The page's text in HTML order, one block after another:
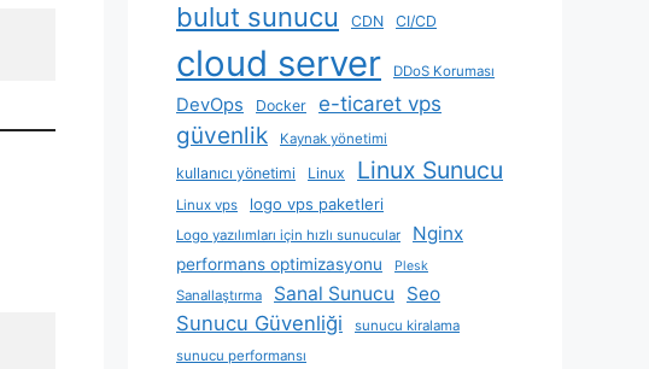
bulut sunucu CDN CI/CD
cloud server DDoS Koruması
DevOps Docker e-ticaret vps
güvenlik Kaynak yönetimi
kullanıcı yönetimi Linux Linux Sunucu
Linux vps logo vps paketleri
Logo yazılımları için hızlı sunucular Nginx
performans optimizasyonu Plesk
Sanallaştırma Sanal Sunucu Seo
Sunucu Güvenliği
sunucu kiralama
sunucu performansı